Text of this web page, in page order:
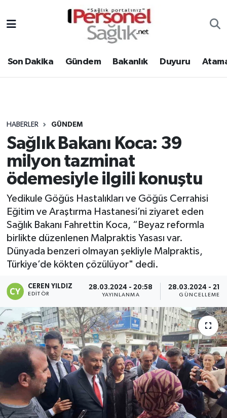
Son Dakika Gündem Bakanlık Duyuru
HABERLER GÜNDEM
Sağlık Bakanı Koca: 39
milyon tazminat
ödemesiyle ilgili konuştu
Yedikule Göğüs Hastalıkları ve Göğüs Cerrahisi
Eğitim ve Araştırma Hastanesi’ni ziyaret eden
Sağlık Bakanı Fahrettin Koca, “Beyaz reformla
birlikte düzenlenen Malpraktis Yasası var.
Dünyada benzeri olmayan şekliyle Malpraktis,
Türkiye’de kökten çözülüyor" dedi.
CEREN YILDIZ
EDITÖR
28.03.2024 - 20:58
YAYINLANMA
28.03.2024 -
GÜNCELLEME
Gündem
Atamalar
Mevzuat
Sendika
Kpss - Sınav
Nöbetçi Eczaneler
Hava Durumu
Tüm Manşetler
Son Dakika Haberleri
Haber Arşivi